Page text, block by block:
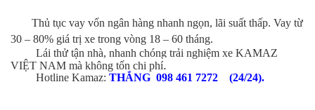
Thủ tục vay vốn ngân hàng nhanh ngọn, lãi suất thấp. Vay từ
30 – 80% giá trị xe trong vòng 18 – 60 tháng.
Lái thử tận nhà, nhanh chóng trải nghiệm xe KAMAZ
VIỆT NAM mà không tốn chi phí.
Hotline Kamaz: THẮNG 098 461 7272 (24/24).